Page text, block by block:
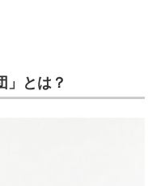
」とは？